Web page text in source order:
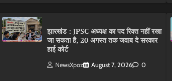
झारखंड : JPSC अध्यक्ष का पद रिक्त नहीं रखा
जा सकता है, 20 अगस्त तक जवाब दे सरकार-
हाई कोर्ट
NewsXpoz August 7, 2026 0